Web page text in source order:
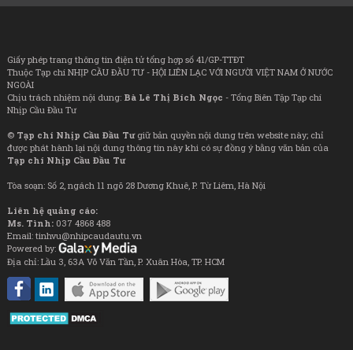
Giấy phép trang thông tin điện tử tổng hợp số 41/GP-TTĐT
Thuộc Tạp chí NHỊP CẦU ĐẦU TƯ - HỘI LIÊN LẠC VỚI NGƯỜI VIỆT NAM Ở NƯỚC
NGOÀI
Chịu trách nhiệm nội dung: Bà Lê Thị Bích Ngọc - Tổng Biên Tập Tạp chí
Nhịp Cầu Đầu Tư
© Tạp chí Nhịp Cầu Đầu Tưgiữ bản quyền nội dung trên website này; chỉ
được phát hành lại nội dung thông tin này khi có sự đồng ý bằng văn bản của
Tạp chí Nhịp Cầu Đầu Tư
Tòa soạn: Số 2, ngách 11 ngõ 28 Dương Khuê, P. Từ Liêm, Hà Nội
Liên hệ quảng cáo:
Ms. Tình: 037 4868 488
Email: tinhvu@nhipcaudautu.vn
Powered by:
Địa chỉ: Lầu 3, 63A Võ Văn Tần, P. Xuân Hòa, TP. HCM